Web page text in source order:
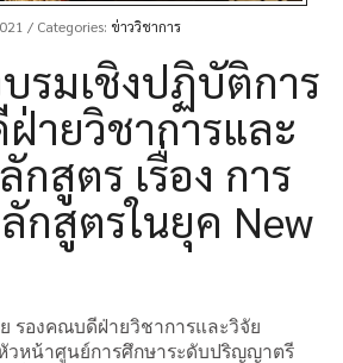
/ Categories: ข่าววิชาการ
บรมเชิงปฏิบัติการ
ายวิชาการและ
สูตร เรื่อง การ
กสูตรในยุค New
รองคณบดีฝ่ายวิชาการและวิจัย
วหน้าศูนย์การศึกษาระดับปริญญาตรี